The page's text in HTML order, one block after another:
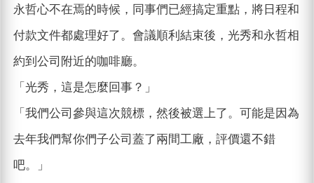
永哲心不在焉的時候，同事們已經搞定重點，將日程和
付款文件都處理好了。會議順利結束後，光秀和永哲相
約到公司附近的咖啡廳。
「光秀，這是怎麼回事？」
「我們公司參與這次競標，然後被選上了。可能是因為
去年我們幫你們子公司蓋了兩間工廠，評價還不錯
吧。」